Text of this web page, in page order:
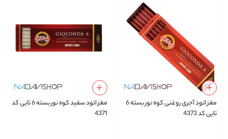
مغز اتود آجری روغنی کوه نور بسته 6
تایی کد 4373
مغز اتود سفید کوه نور بسته 6 تایی کد
4371